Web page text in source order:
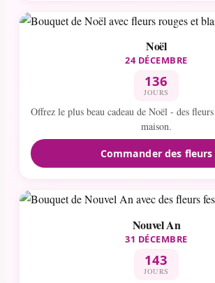
Noël
24 DÉCEMBRE
136
JOURS
Offrez le plus beau cadeau de Noël - des
maison.
Commander des fleurs
Nouvel An
31 DÉCEMBRE
143
JOURS